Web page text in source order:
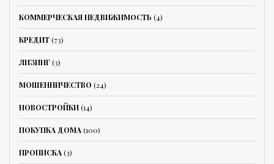
КОММЕРЧЕСКАЯ НЕДВИЖИМОСТЬ (4)
КРЕДИТ(73)
ЛИЗИНГ(3)
МОШЕННИЧЕСТВО (24)
НОВОСТРОЙКИ(14)
ПОКУПКА ДОМА(100)
ПРОПИСКА(3)